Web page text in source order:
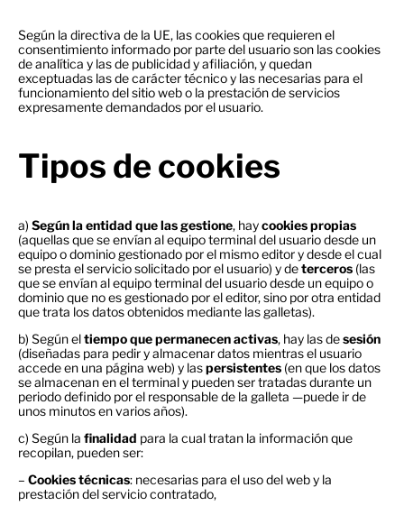
Según la directiva de la UE, las cookies que requieren el
consentimiento informado por parte del usuario son las cookies
de analítica y las de publicidad y afiliación, y quedan
exceptuadas las de carácter técnico y las necesarias para el
funcionamiento del sitio web o la prestación de servicios
expresamente demandados por el usuario.
Tipos de cookies
a) Según la entidad que las gestione, haycookies propias
(aquellas que se envían al equipo terminal del usuario desde un
equipo o dominio gestionado por el mismo editor y desde el cual
se presta el servicio solicitado por el usuario) y deterceros (las
que se envían al equipo terminal del usuario desde un equipo o
dominio que no es gestionado por el editor, sino por otra entidad
que trata los datos obtenidos mediante las galletas).
b) Según eltiempo que permanecen activas, hay las desesión
(diseñadas para pedir y almacenar datos mientras el usuario
accede en una página web) y laspersistentes (en que los datos
se almacenan en el terminal y pueden ser tratadas durante un
periodo definido por el responsable de la galleta —puede ir de
unos minutos en varios años).
c) Según la finalidad para la cual tratan la información que
recopilan, pueden ser:
– Cookies técnicas: necesarias para el uso del web y la
prestación del servicio contratado,